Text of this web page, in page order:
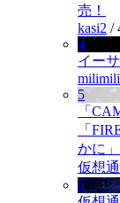
売！
kasi2 /
4
イー
milimili
5
「
「
かに」
仮想
6